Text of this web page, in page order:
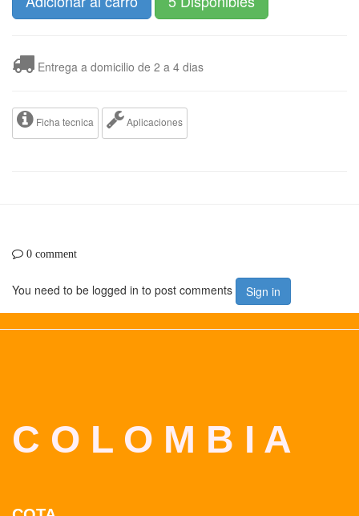
Entrega a domicilio de 2 a 4 dias
Ficha tecnica Aplicaciones
0 comment
You need to be logged in to post comments Sign in
C O L O M B I A